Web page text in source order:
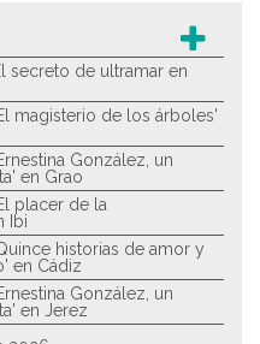
secreto de ultramar en
magisterio de los árboles'
González, un
en Grao
placer de la
Ibi
historias de amor y
en Cádiz
González, un
en Jerez